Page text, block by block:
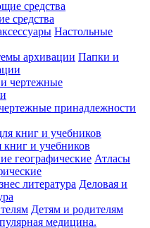
средства
Настольные
Папки и
принадлежности
книг и учебников
Атласы
Деловая и
Детям и родителям